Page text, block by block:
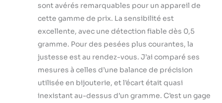
d'alimentation
(inclus) ou des
piles 9 V. Avec une
fonction d'arrêt
sélectionnable (5,
10 minutes, ou
jamais), utilisez-le
sans vous soucier
sont avérés remarquables pour un appareil de
cette gamme de prix. La sensibilité est
excellente, avec une détection fiable dès 0,5
gramme. Pour des pesées plus courantes, la
justesse est au rendez-vous. J’ai comparé ses
mesures à celles d’une balance de précision
utilisée en bijouterie, et l’écart était quasi
inexistant au-dessus d’un gramme. C’est un gage